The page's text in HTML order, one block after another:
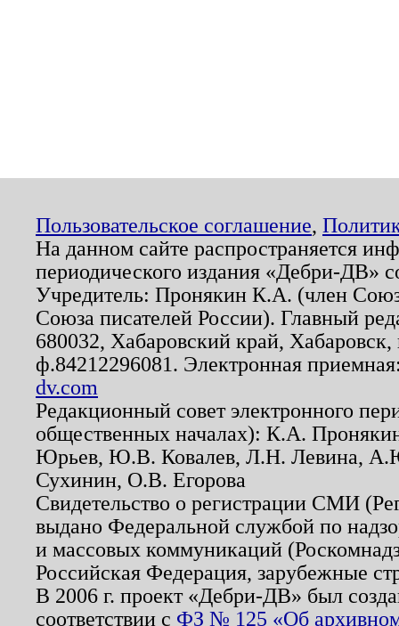
Пользовательское соглашение,
На данном сайте распространяется
периодического издания «Дебри-ДВ»
Учредитель: Пронякин К.А. (член
Союза писателей России). Главный
680032, Хабаровский край,
ф.84212296081. Электронная
dv.com
Редакционный совет электронного
общественных началах): К.А.
Юрьев, Ю.В. Ковалев, Л.Н. Левина,
Сухинин, О.В. Егорова
Свидетельство о регистрации СМИ
выдано Федеральной службой по
и массовых коммуникаций
Российская Федерация, зарубежные
В 2006 г. проект «Дебри-ДВ» был
соответствии с ФЗ № 125 «Об